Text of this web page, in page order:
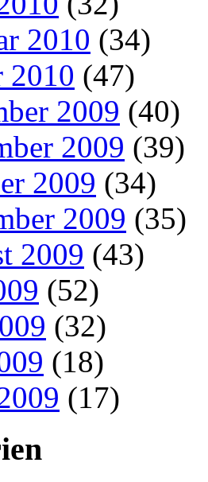
2010 (34)
2010 (47)
2009 (40)
2009 (39)
2009 (34)
2009 (35)
2009 (43)
(52)
(32)
(18)
(17)